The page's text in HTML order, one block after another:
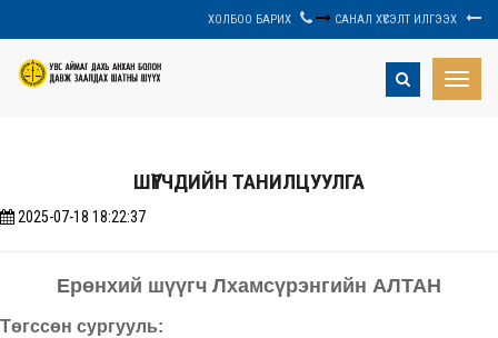
ХОЛБОО БАРИХ САНАЛ ХҮСЭЛТ ИЛГЭЭХ
Toggle
ШҮҮГЧДИЙН ТАНИЛЦУУЛГА
2025-07-18 18:22:37
Ерөнхий шүүгч Лхамсүрэнгийн АЛТАН
Төгссөн сургууль: